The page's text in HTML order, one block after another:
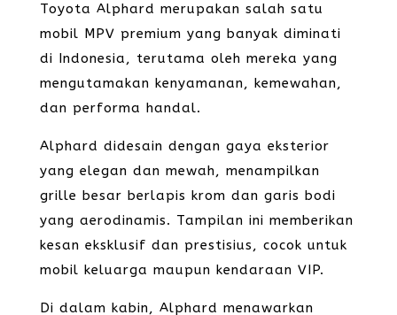
Toyota Alphard merupakan salah satu
mobil MPV premium yang banyak diminati
di Indonesia, terutama oleh mereka yang
mengutamakan kenyamanan, kemewahan,
dan performa handal.
Alphard didesain dengan gaya eksterior
yang elegan dan mewah, menampilkan
grille besar berlapis krom dan garis bodi
yang aerodinamis. Tampilan ini memberikan
kesan eksklusif dan prestisius, cocok untuk
mobil keluarga maupun kendaraan VIP.
Di dalam kabin, Alphard menawarkan